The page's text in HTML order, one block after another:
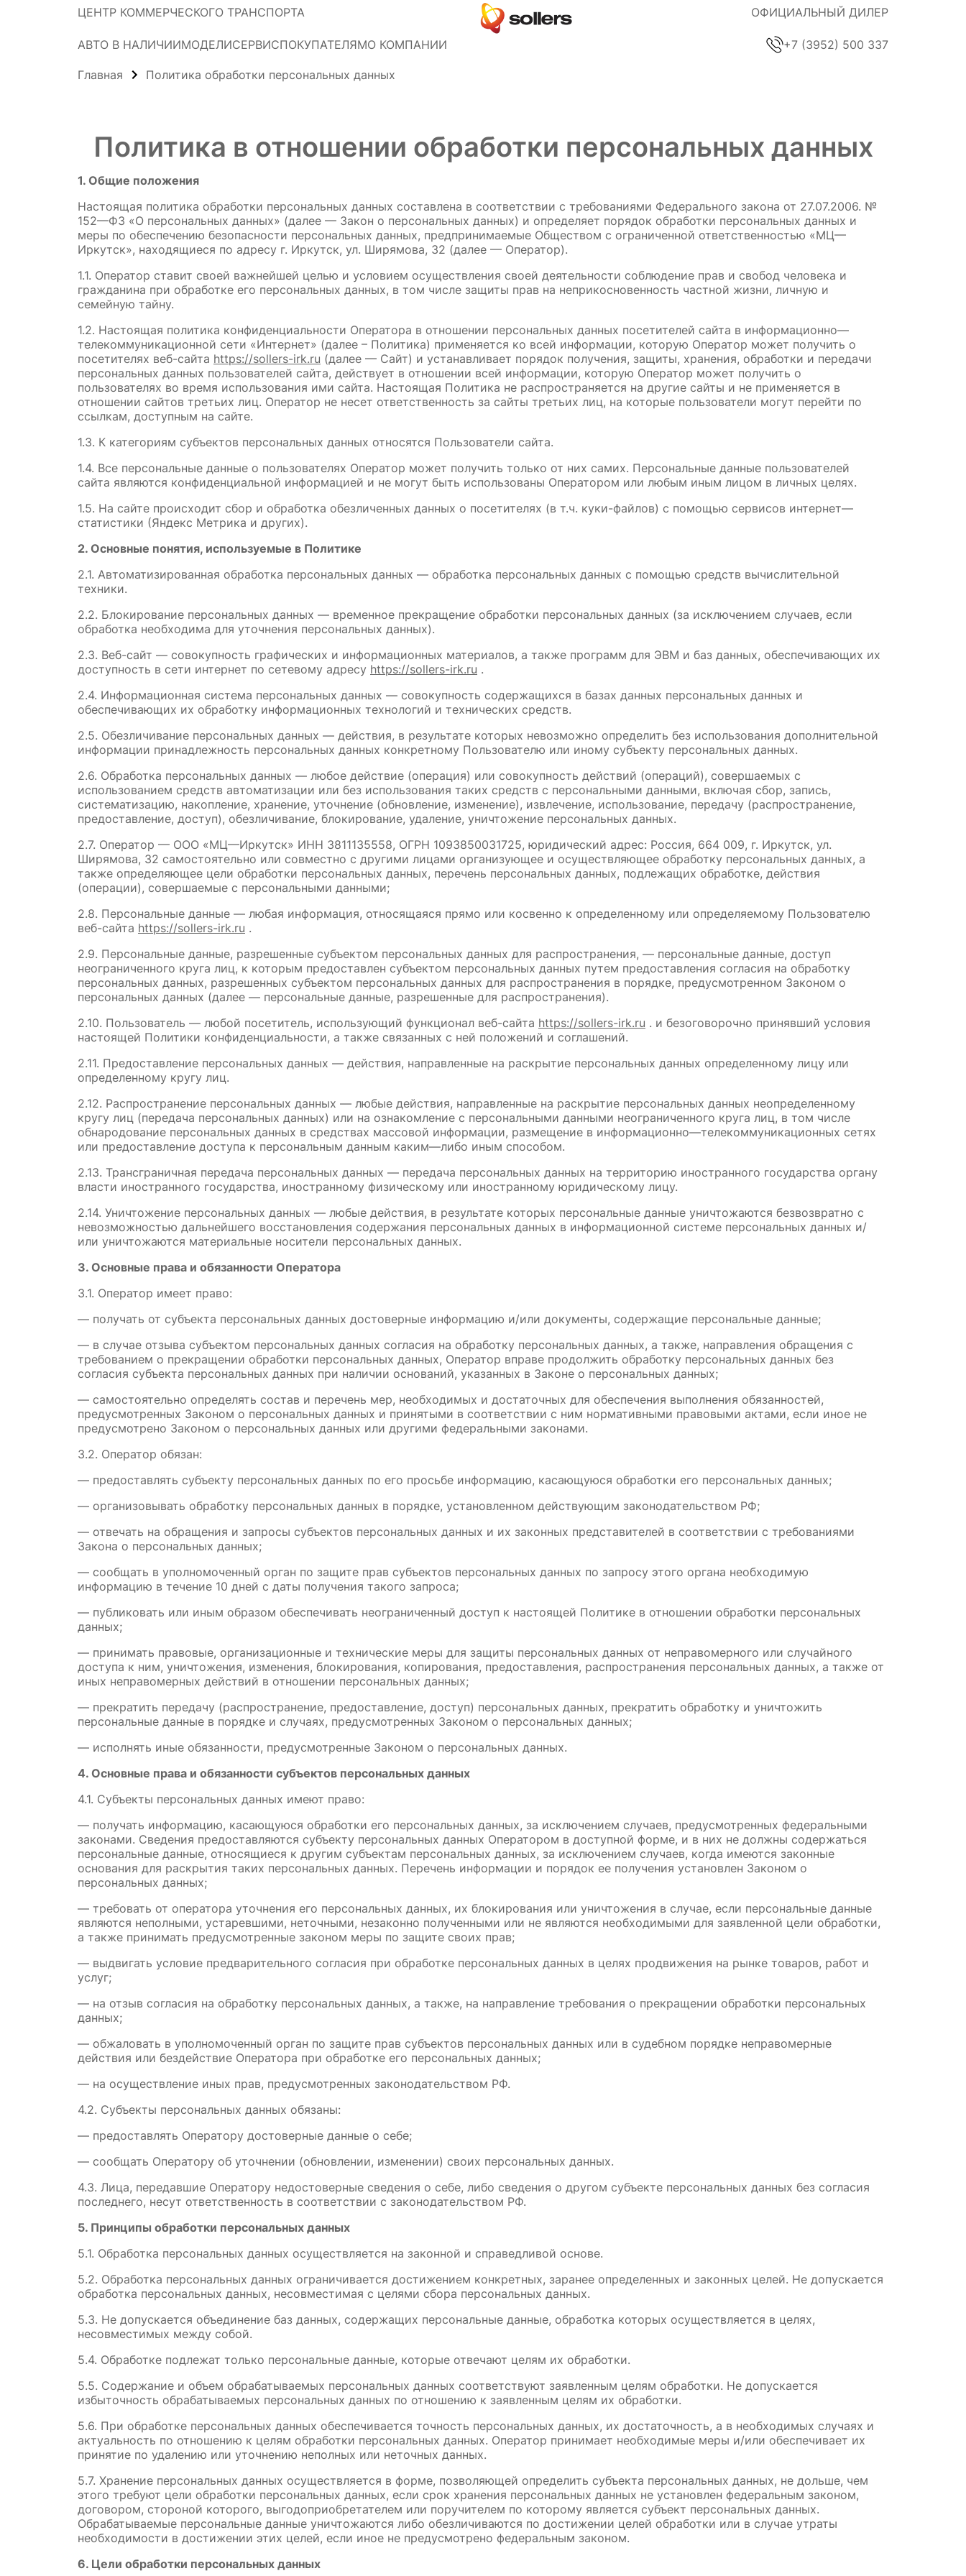
ЦЕНТР КОММЕРЧЕСКОГО ТРАНСПОРТА ОФИЦИАЛЬНЫЙ ДИЛЕР
АВТО В НАЛИЧИИМОДЕЛИСЕРВИСПОКУПАТЕЛЯМО КОМПАНИИ +7 (3952) 500 337
Главная Политика обработки персональных данных
Политика в отношении обработки персональных данных
1. Общие положения
Настоящая политика обработки персональных данных составлена в соответствии с требованиями Федерального закона от 27.07.2006. №
152—ФЗ «О персональных данных» (далее — Закон о персональных данных) и определяет порядок обработки персональных данных и
меры по обеспечению безопасности персональных данных, предпринимаемые Обществом с ограниченной ответственностью «МЦ—
Иркутск», находящиеся по адресу г. Иркутск, ул. Ширямова, 32 (далее — Оператор).
1.1. Оператор ставит своей важнейшей целью и условием осуществления своей деятельности соблюдение прав и свобод человека и
гражданина при обработке его персональных данных, в том числе защиты прав на неприкосновенность частной жизни, личную и
семейную тайну.
1.2. Настоящая политика конфиденциальности Оператора в отношении персональных данных посетителей сайта в информационно—
телекоммуникационной сети «Интернет» (далее – Политика) применяется ко всей информации, которую Оператор может получить о
посетителях веб-сайта https://sollers-irk.ru (далее — Сайт) и устанавливает порядок получения, защиты, хранения, обработки и передачи
персональных данных пользователей сайта, действует в отношении всей информации, которую Оператор может получить о
пользователях во время использования ими сайта. Настоящая Политика не распространяется на другие сайты и не применяется в
отношении сайтов третьих лиц. Оператор не несет ответственность за сайты третьих лиц, на которые пользователи могут перейти по
ссылкам, доступным на сайте.
1.3. К категориям субъектов персональных данных относятся Пользователи сайта.
1.4. Все персональные данные о пользователях Оператор может получить только от них самих. Персональные данные пользователей
сайта являются конфиденциальной информацией и не могут быть использованы Оператором или любым иным лицом в личных целях.
1.5. На сайте происходит сбор и обработка обезличенных данных о посетителях (в т.ч. куки-файлов) с помощью сервисов интернет—
статистики (Яндекс Метрика и других).
2. Основные понятия, используемые в Политике
2.1. Автоматизированная обработка персональных данных — обработка персональных данных с помощью средств вычислительной
техники.
2.2. Блокирование персональных данных — временное прекращение обработки персональных данных (за исключением случаев, если
обработка необходима для уточнения персональных данных).
2.3. Веб-сайт — совокупность графических и информационных материалов, а также программ для ЭВМ и баз данных, обеспечивающих их
доступность в сети интернет по сетевому адресу https://sollers-irk.ru .
2.4. Информационная система персональных данных — совокупность содержащихся в базах данных персональных данных и
обеспечивающих их обработку информационных технологий и технических средств.
2.5. Обезличивание персональных данных — действия, в результате которых невозможно определить без использования дополнительной
информации принадлежность персональных данных конкретному Пользователю или иному субъекту персональных данных.
2.6. Обработка персональных данных — любое действие (операция) или совокупность действий (операций), совершаемых с
использованием средств автоматизации или без использования таких средств с персональными данными, включая сбор, запись,
систематизацию, накопление, хранение, уточнение (обновление, изменение), извлечение, использование, передачу (распространение,
предоставление, доступ), обезличивание, блокирование, удаление, уничтожение персональных данных.
2.7. Оператор — ООО «МЦ—Иркутск» ИНН 3811135558, ОГРН 1093850031725, юридический адрес: Россия, 664 009, г. Иркутск, ул.
Ширямова, 32 самостоятельно или совместно с другими лицами организующее и осуществляющее обработку персональных данных, а
также определяющее цели обработки персональных данных, перечень персональных данных, подлежащих обработке, действия
(операции), совершаемые с персональными данными;
2.8. Персональные данные — любая информация, относящаяся прямо или косвенно к определенному или определяемому Пользователю
веб-сайта https://sollers-irk.ru .
2.9. Персональные данные, разрешенные субъектом персональных данных для распространения, — персональные данные, доступ
неограниченного круга лиц, к которым предоставлен субъектом персональных данных путем предоставления согласия на обработку
персональных данных, разрешенных субъектом персональных данных для распространения в порядке, предусмотренном Законом о
персональных данных (далее — персональные данные, разрешенные для распространения).
2.10. Пользователь — любой посетитель, использующий функционал веб-сайта https://sollers-irk.ru . и безоговорочно принявший условия
настоящей Политики конфиденциальности, а также связанных с ней положений и соглашений.
2.11. Предоставление персональных данных — действия, направленные на раскрытие персональных данных определенному лицу или
определенному кругу лиц.
2.12. Распространение персональных данных — любые действия, направленные на раскрытие персональных данных неопределенному
кругу лиц (передача персональных данных) или на ознакомление с персональными данными неограниченного круга лиц, в том числе
обнародование персональных данных в средствах массовой информации, размещение в информационно—телекоммуникационных сетях
или предоставление доступа к персональным данным каким—либо иным способом.
2.13. Трансграничная передача персональных данных — передача персональных данных на территорию иностранного государства органу
власти иностранного государства, иностранному физическому или иностранному юридическому лицу.
2.14. Уничтожение персональных данных — любые действия, в результате которых персональные данные уничтожаются безвозвратно с
невозможностью дальнейшего восстановления содержания персональных данных в информационной системе персональных данных и/
или уничтожаются материальные носители персональных данных.
3. Основные права и обязанности Оператора
3.1. Оператор имеет право:
— получать от субъекта персональных данных достоверные информацию и/или документы, содержащие персональные данные;
— в случае отзыва субъектом персональных данных согласия на обработку персональных данных, а также, направления обращения с
требованием о прекращении обработки персональных данных, Оператор вправе продолжить обработку персональных данных без
согласия субъекта персональных данных при наличии оснований, указанных в Законе о персональных данных;
— самостоятельно определять состав и перечень мер, необходимых и достаточных для обеспечения выполнения обязанностей,
предусмотренных Законом о персональных данных и принятыми в соответствии с ним нормативными правовыми актами, если иное не
предусмотрено Законом о персональных данных или другими федеральными законами.
3.2. Оператор обязан:
— предоставлять субъекту персональных данных по его просьбе информацию, касающуюся обработки его персональных данных;
— организовывать обработку персональных данных в порядке, установленном действующим законодательством РФ;
— отвечать на обращения и запросы субъектов персональных данных и их законных представителей в соответствии с требованиями
Закона о персональных данных;
— сообщать в уполномоченный орган по защите прав субъектов персональных данных по запросу этого органа необходимую
информацию в течение 10 дней с даты получения такого запроса;
— публиковать или иным образом обеспечивать неограниченный доступ к настоящей Политике в отношении обработки персональных
данных;
— принимать правовые, организационные и технические меры для защиты персональных данных от неправомерного или случайного
доступа к ним, уничтожения, изменения, блокирования, копирования, предоставления, распространения персональных данных, а также от
иных неправомерных действий в отношении персональных данных;
— прекратить передачу (распространение, предоставление, доступ) персональных данных, прекратить обработку и уничтожить
персональные данные в порядке и случаях, предусмотренных Законом о персональных данных;
— исполнять иные обязанности, предусмотренные Законом о персональных данных.
4. Основные права и обязанности субъектов персональных данных
4.1. Субъекты персональных данных имеют право:
— получать информацию, касающуюся обработки его персональных данных, за исключением случаев, предусмотренных федеральными
законами. Сведения предоставляются субъекту персональных данных Оператором в доступной форме, и в них не должны содержаться
персональные данные, относящиеся к другим субъектам персональных данных, за исключением случаев, когда имеются законные
основания для раскрытия таких персональных данных. Перечень информации и порядок ее получения установлен Законом о
персональных данных;
— требовать от оператора уточнения его персональных данных, их блокирования или уничтожения в случае, если персональные данные
являются неполными, устаревшими, неточными, незаконно полученными или не являются необходимыми для заявленной цели обработки,
а также принимать предусмотренные законом меры по защите своих прав;
— выдвигать условие предварительного согласия при обработке персональных данных в целях продвижения на рынке товаров, работ и
услуг;
— на отзыв согласия на обработку персональных данных, а также, на направление требования о прекращении обработки персональных
данных;
— обжаловать в уполномоченный орган по защите прав субъектов персональных данных или в судебном порядке неправомерные
действия или бездействие Оператора при обработке его персональных данных;
— на осуществление иных прав, предусмотренных законодательством РФ.
4.2. Субъекты персональных данных обязаны:
— предоставлять Оператору достоверные данные о себе;
— сообщать Оператору об уточнении (обновлении, изменении) своих персональных данных.
4.3. Лица, передавшие Оператору недостоверные сведения о себе, либо сведения о другом субъекте персональных данных без согласия
последнего, несут ответственность в соответствии с законодательством РФ.
5. Принципы обработки персональных данных
5.1. Обработка персональных данных осуществляется на законной и справедливой основе.
5.2. Обработка персональных данных ограничивается достижением конкретных, заранее определенных и законных целей. Не допускается
обработка персональных данных, несовместимая с целями сбора персональных данных.
5.3. Не допускается объединение баз данных, содержащих персональные данные, обработка которых осуществляется в целях,
несовместимых между собой.
5.4. Обработке подлежат только персональные данные, которые отвечают целям их обработки.
5.5. Содержание и объем обрабатываемых персональных данных соответствуют заявленным целям обработки. Не допускается
избыточность обрабатываемых персональных данных по отношению к заявленным целям их обработки.
5.6. При обработке персональных данных обеспечивается точность персональных данных, их достаточность, а в необходимых случаях и
актуальность по отношению к целям обработки персональных данных. Оператор принимает необходимые меры и/или обеспечивает их
принятие по удалению или уточнению неполных или неточных данных.
5.7. Хранение персональных данных осуществляется в форме, позволяющей определить субъекта персональных данных, не дольше, чем
этого требуют цели обработки персональных данных, если срок хранения персональных данных не установлен федеральным законом,
договором, стороной которого, выгодоприобретателем или поручителем по которому является субъект персональных данных.
Обрабатываемые персональные данные уничтожаются либо обезличиваются по достижении целей обработки или в случае утраты
необходимости в достижении этих целей, если иное не предусмотрено федеральным законом.
6. Цели обработки персональных данных